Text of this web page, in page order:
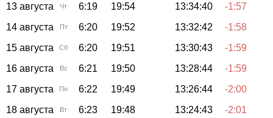
13 августа
Чт 6:19 19:54 13:34:40
-1:57
14 августа
Пт 6:20 19:52 13:32:42
-1:58
15 августа
Сб 6:20 19:51 13:30:43
-1:59
16 августа
Вс 6:21 19:50 13:28:44
-1:59
17 августа
Пн 6:22 19:49 13:26:44
-2:00
18 августа
Вт 6:23 19:48 13:24:43
-2:01